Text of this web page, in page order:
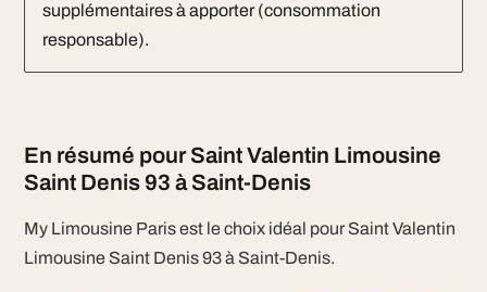
supplémentaires à apporter (consommation
responsable).
En résumé pour Saint Valentin Limousine
Saint Denis 93 à Saint-Denis
My Limousine Paris est le choix idéal pour Saint Valentin
Limousine Saint Denis 93 à Saint-Denis.